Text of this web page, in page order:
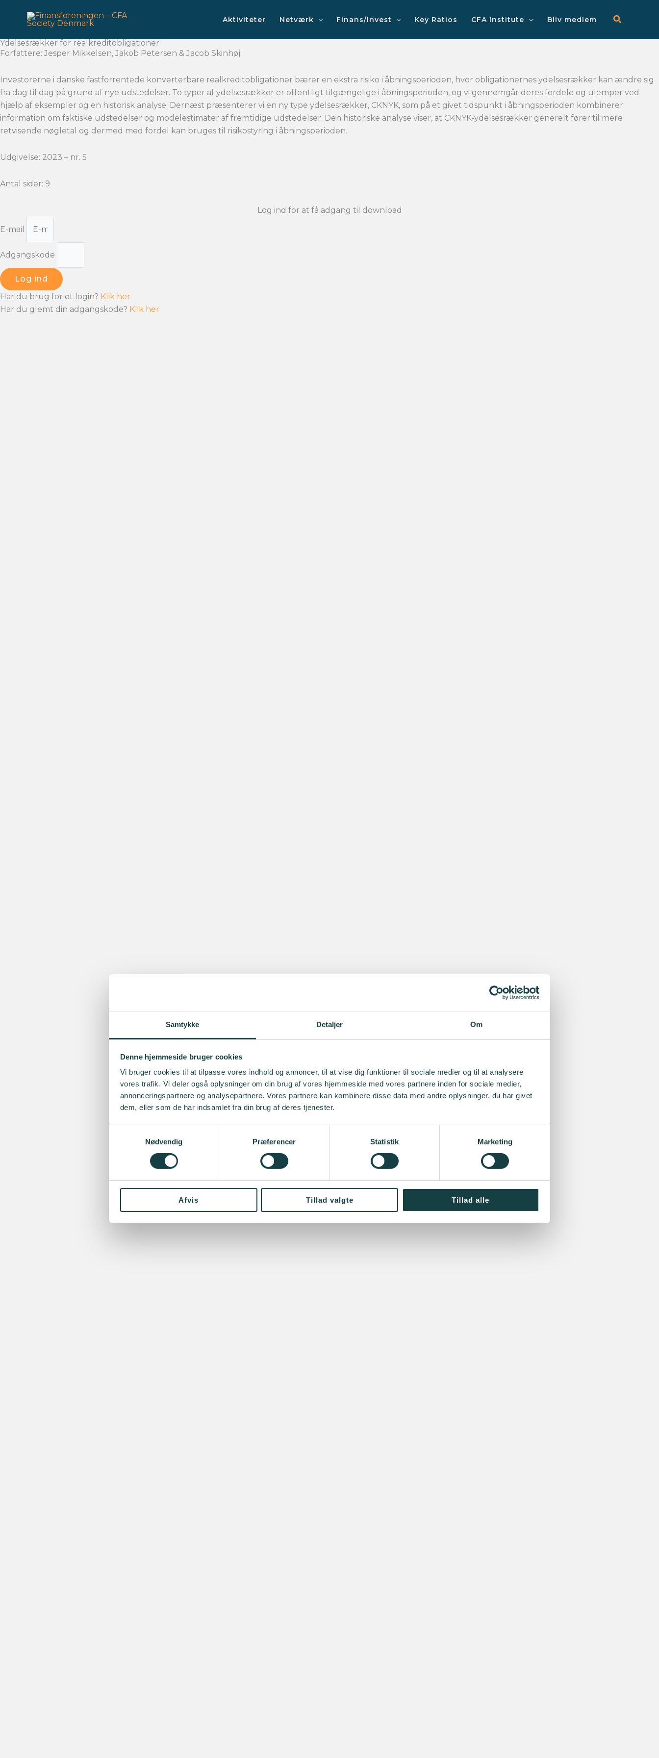
Samtykke Detaljer Om
Denne hjemmeside bruger cookies
Vi bruger cookies til at tilpasse vores indhold og annoncer, til at vise dig funktioner til sociale medier og til at analysere
vores trafik. Vi deler også oplysninger om din brug af vores hjemmeside med vores partnere inden for sociale medier,
annonceringspartnere og analysepartnere. Vores partnere kan kombinere disse data med andre oplysninger, du har givet
dem, eller som de har indsamlet fra din brug af deres tjenester.
Nødvendig
Præferencer Statistik Marketing
Afvis Tillad valgte Tillad alle
Aktiviteter Netværk Finans/Invest Key Ratios CFA Institute Bliv medlem
Ydelsesrækker for realkreditobligationer
Forfattere: Jesper Mikkelsen, Jakob Petersen & Jacob Skinhøj
Investorerne i danske fastforrentede konverterbare realkreditobligationer bærer en ekstra risiko i åbningsperioden, hvor obligationernes ydelsesrækker kan ændre sig
fra dag til dag på grund af nye udstedelser. To typer af ydelsesrækker er offentligt tilgængelige i åbningsperioden, og vi gennemgår deres fordele og ulemper ved
hjælp af eksempler og en historisk analyse. Dernæst præsenterer vi en ny type ydelsesrækker, CKNYK, som på et givet tidspunkt i åbningsperioden kombinerer
information om faktiske udstedelser og modelestimater af fremtidige udstedelser. Den historiske analyse viser, at CKNYK-ydelsesrækker generelt fører til mere
retvisende nøgletal og dermed med fordel kan bruges til risikostyring i åbningsperioden.
Udgivelse: 2023 – nr. 5
Antal sider: 9
Log ind for at få adgang til download
E-mail
Adgangskode
Log ind
Har du brug for et login? Klik her
Har du glemt din adgangskode? Klik her